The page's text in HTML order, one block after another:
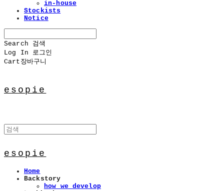
in-house
Stockists
Notice
Search
검색
Log In
로그인
Cart 장바구니
esopie
esopie
Home
Backstory
how we develop